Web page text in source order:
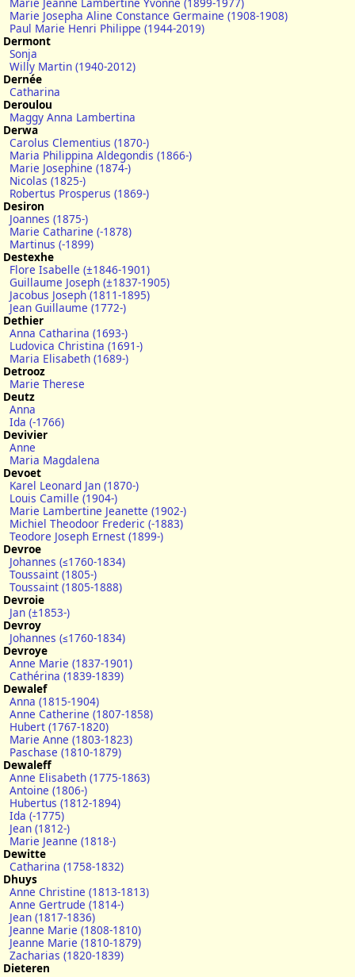
Marie Josepha Aline Constance Germaine (1908-1908)
Paul Marie Henri Philippe (1944-2019)
Dermont
Sonja
Willy Martin (1940-2012)
Dernée
Catharina
Deroulou
Maggy Anna Lambertina
Derwa
Carolus Clementius (1870-)
Maria Philippina Aldegondis (1866-)
Marie Josephine (1874-)
Nicolas (1825-)
Robertus Prosperus (1869-)
Desiron
Joannes (1875-)
Marie Catharine (-1878)
Martinus (-1899)
Destexhe
Flore Isabelle (±1846-1901)
Guillaume Joseph (±1837-1905)
Jacobus Joseph (1811-1895)
Jean Guillaume (1772-)
Dethier
Anna Catharina (1693-)
Ludovica Christina (1691-)
Maria Elisabeth (1689-)
Detrooz
Marie Therese
Deutz
Anna
Ida (-1766)
Devivier
Anne
Maria Magdalena
Devoet
Karel Leonard Jan (1870-)
Louis Camille (1904-)
Marie Lambertine Jeanette (1902-)
Michiel Theodoor Frederic (-1883)
Teodore Joseph Ernest (1899-)
Devroe
Johannes (≤1760-1834)
Toussaint (1805-)
Toussaint (1805-1888)
Devroie
Jan (±1853-)
Devroy
Johannes (≤1760-1834)
Devroye
Anne Marie (1837-1901)
Cathérina (1839-1839)
Dewalef
Anna (1815-1904)
Anne Catherine (1807-1858)
Hubert (1767-1820)
Marie Anne (1803-1823)
Paschase (1810-1879)
Dewaleff
Anne Elisabeth (1775-1863)
Antoine (1806-)
Hubertus (1812-1894)
Ida (-1775)
Jean (1812-)
Marie Jeanne (1818-)
Dewitte
Catharina (1758-1832)
Dhuys
Anne Christine (1813-1813)
Anne Gertrude (1814-)
Jean (1817-1836)
Jeanne Marie (1808-1810)
Jeanne Marie (1810-1879)
Zacharias (1820-1839)
Dieteren